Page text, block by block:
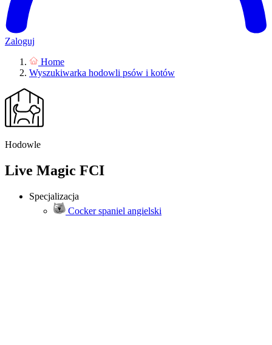
Zaloguj
Home
Wyszukiwarka hodowli psów i kotów
Hodowle
Live Magic FCI
Specjalizacja
Cocker spaniel angielski